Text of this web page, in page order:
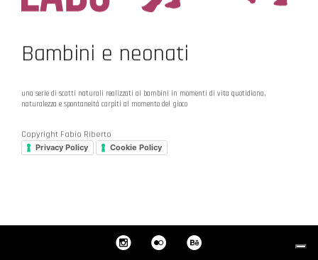
Bambini e neonati
una serie di scatti naturali realizzati ai bambini in momenti di vita quotidiana,
naturalezza e spontaneità carpiti al momento del gioco
Copyright Fabio Riberto
Privacy Policy Cookie Policy